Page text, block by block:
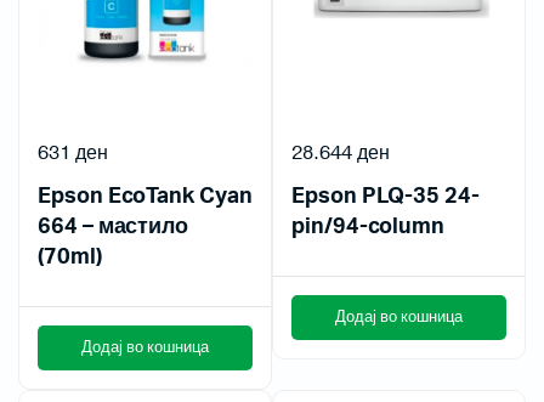
Epson EcoTank Cyan
664 – мастило
(70ml)
631 ден
Додај во кошница
Epson PLQ-35 24-
pin/94-column
28.644ден
Додај во кошница